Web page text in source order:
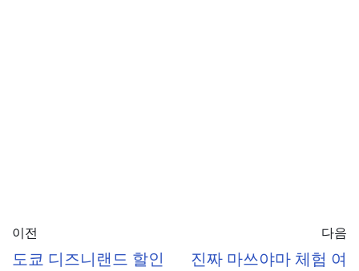
이전
도쿄 디즈니랜드 할인
다음
진짜 마쓰야마 체험 여